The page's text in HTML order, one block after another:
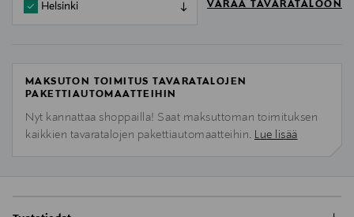
Helsinki VARAA TAVARATALOON
MAKSUTON TOIMITUS TAVARATALOJEN
PAKETTIAUTOMAATTEIHIN
Nyt kannattaa shoppailla! Saat maksuttoman toimituksen
kaikkien tavaratalojen pakettiautomaatteihin. Lue lisää